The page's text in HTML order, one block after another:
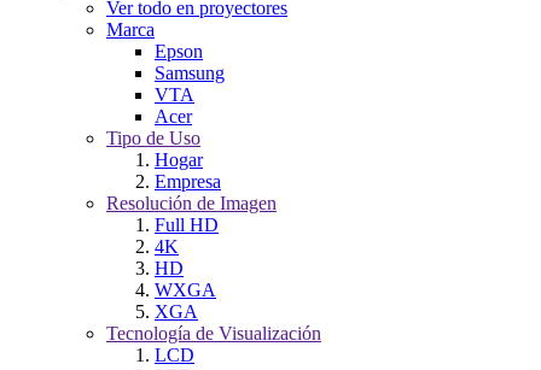
Ver todo en proyectores
Marca
Epson
Samsung
VTA
Acer
Tipo de Uso
Hogar
Empresa
Resolución de Imagen
Full HD
4K
HD
WXGA
XGA
Tecnología de Visualización
LCD